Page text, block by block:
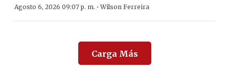
Agosto 6, 2026 09:07 p. m. ·Wilson Ferreira
Carga Más